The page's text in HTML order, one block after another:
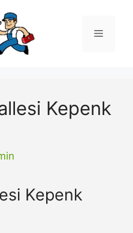
Menü
Kepenk
Kepenk